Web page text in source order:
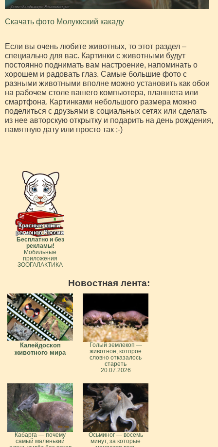
Скачать фото Молуккский какаду
Если вы очень любите животных, то этот раздел –
специально для вас. Картинки с животными будут
постоянно поднимать вам настроение, напоминать о
хорошем и радовать глаз. Самые большие фото с
разными животными вполне можно установить как обои
на рабочем столе вашего компьютера, планшета или
смартфона. Картинками небольшого размера можно
поделиться с друзьями в социальных сетях или сделать
из нее авторскую открытку и подарить на день рождения,
памятную дату или просто так ;-)
Бесплатно и без
рекламы!
Мобильные
приложения
ЗООГАЛАКТИКА
Новостная лента:
Калейдоскоп
животного мира
Голый землекоп —
животное, которое
словно отказалось
стареть
20.07.2026
Кабарга — почему
самый маленький
Осьминог — восемь
минут, за которые